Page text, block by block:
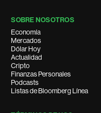
SOBRE NOSOTROS
Economía
Mercados
Dólar Hoy
Actualidad
Cripto
Finanzas Personales
Podcasts
Listas de Bloomberg Línea